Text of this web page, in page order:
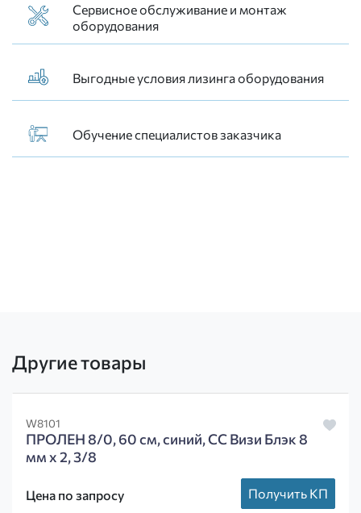
Сервисное обслуживание и монтаж
оборудования
Выгодные условия лизинга оборудования
Обучение специалистов заказчика
Другие товары
W8101
ПРОЛЕН 8/0, 60 см, синий, СС Визи Блэк 8
мм х 2, 3/8
Цена по запросу Получить КП